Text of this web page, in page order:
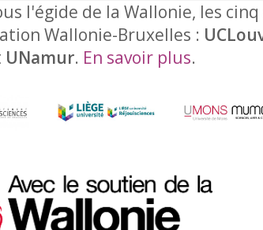
l'égide de la Wallonie, les
Wallonie-Bruxelles :
UNamur. En savoir plus.